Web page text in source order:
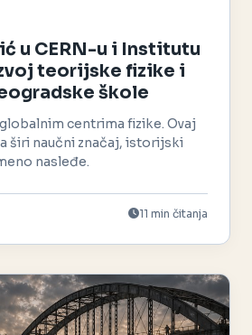
u CERN-u i Institutu
teorijske fizike i
škole
centrima fizike. Ovaj
širi naučni značaj, istorijski
nasleđe.
11 min čitanja